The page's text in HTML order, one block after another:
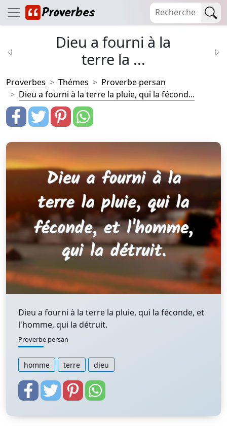
Dieu a fourni à la
terre la ...
Proverbes Thémes
Proverbe persan
Dieu a fourni à la terre la pluie, qui la fécond...
Dieu a fourni à la terre la pluie, qui la féconde, et
l'homme, qui la détruit.
Proverbe persan
homme terre dieu